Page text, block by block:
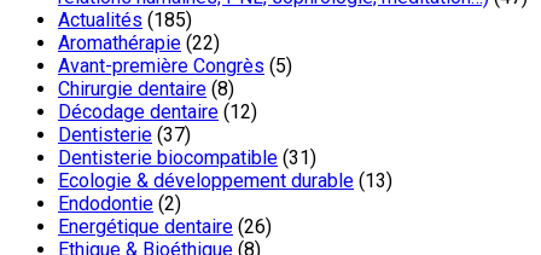
Actualités (185)
Aromathérapie (22)
Avant-première Congrès (5)
Chirurgie dentaire (8)
Décodage dentaire (12)
Dentisterie (37)
Dentisterie biocompatible (31)
Ecologie & développement durable (13)
Endodontie (2)
Energétique dentaire (26)
Ethique & Bioéthique (8)